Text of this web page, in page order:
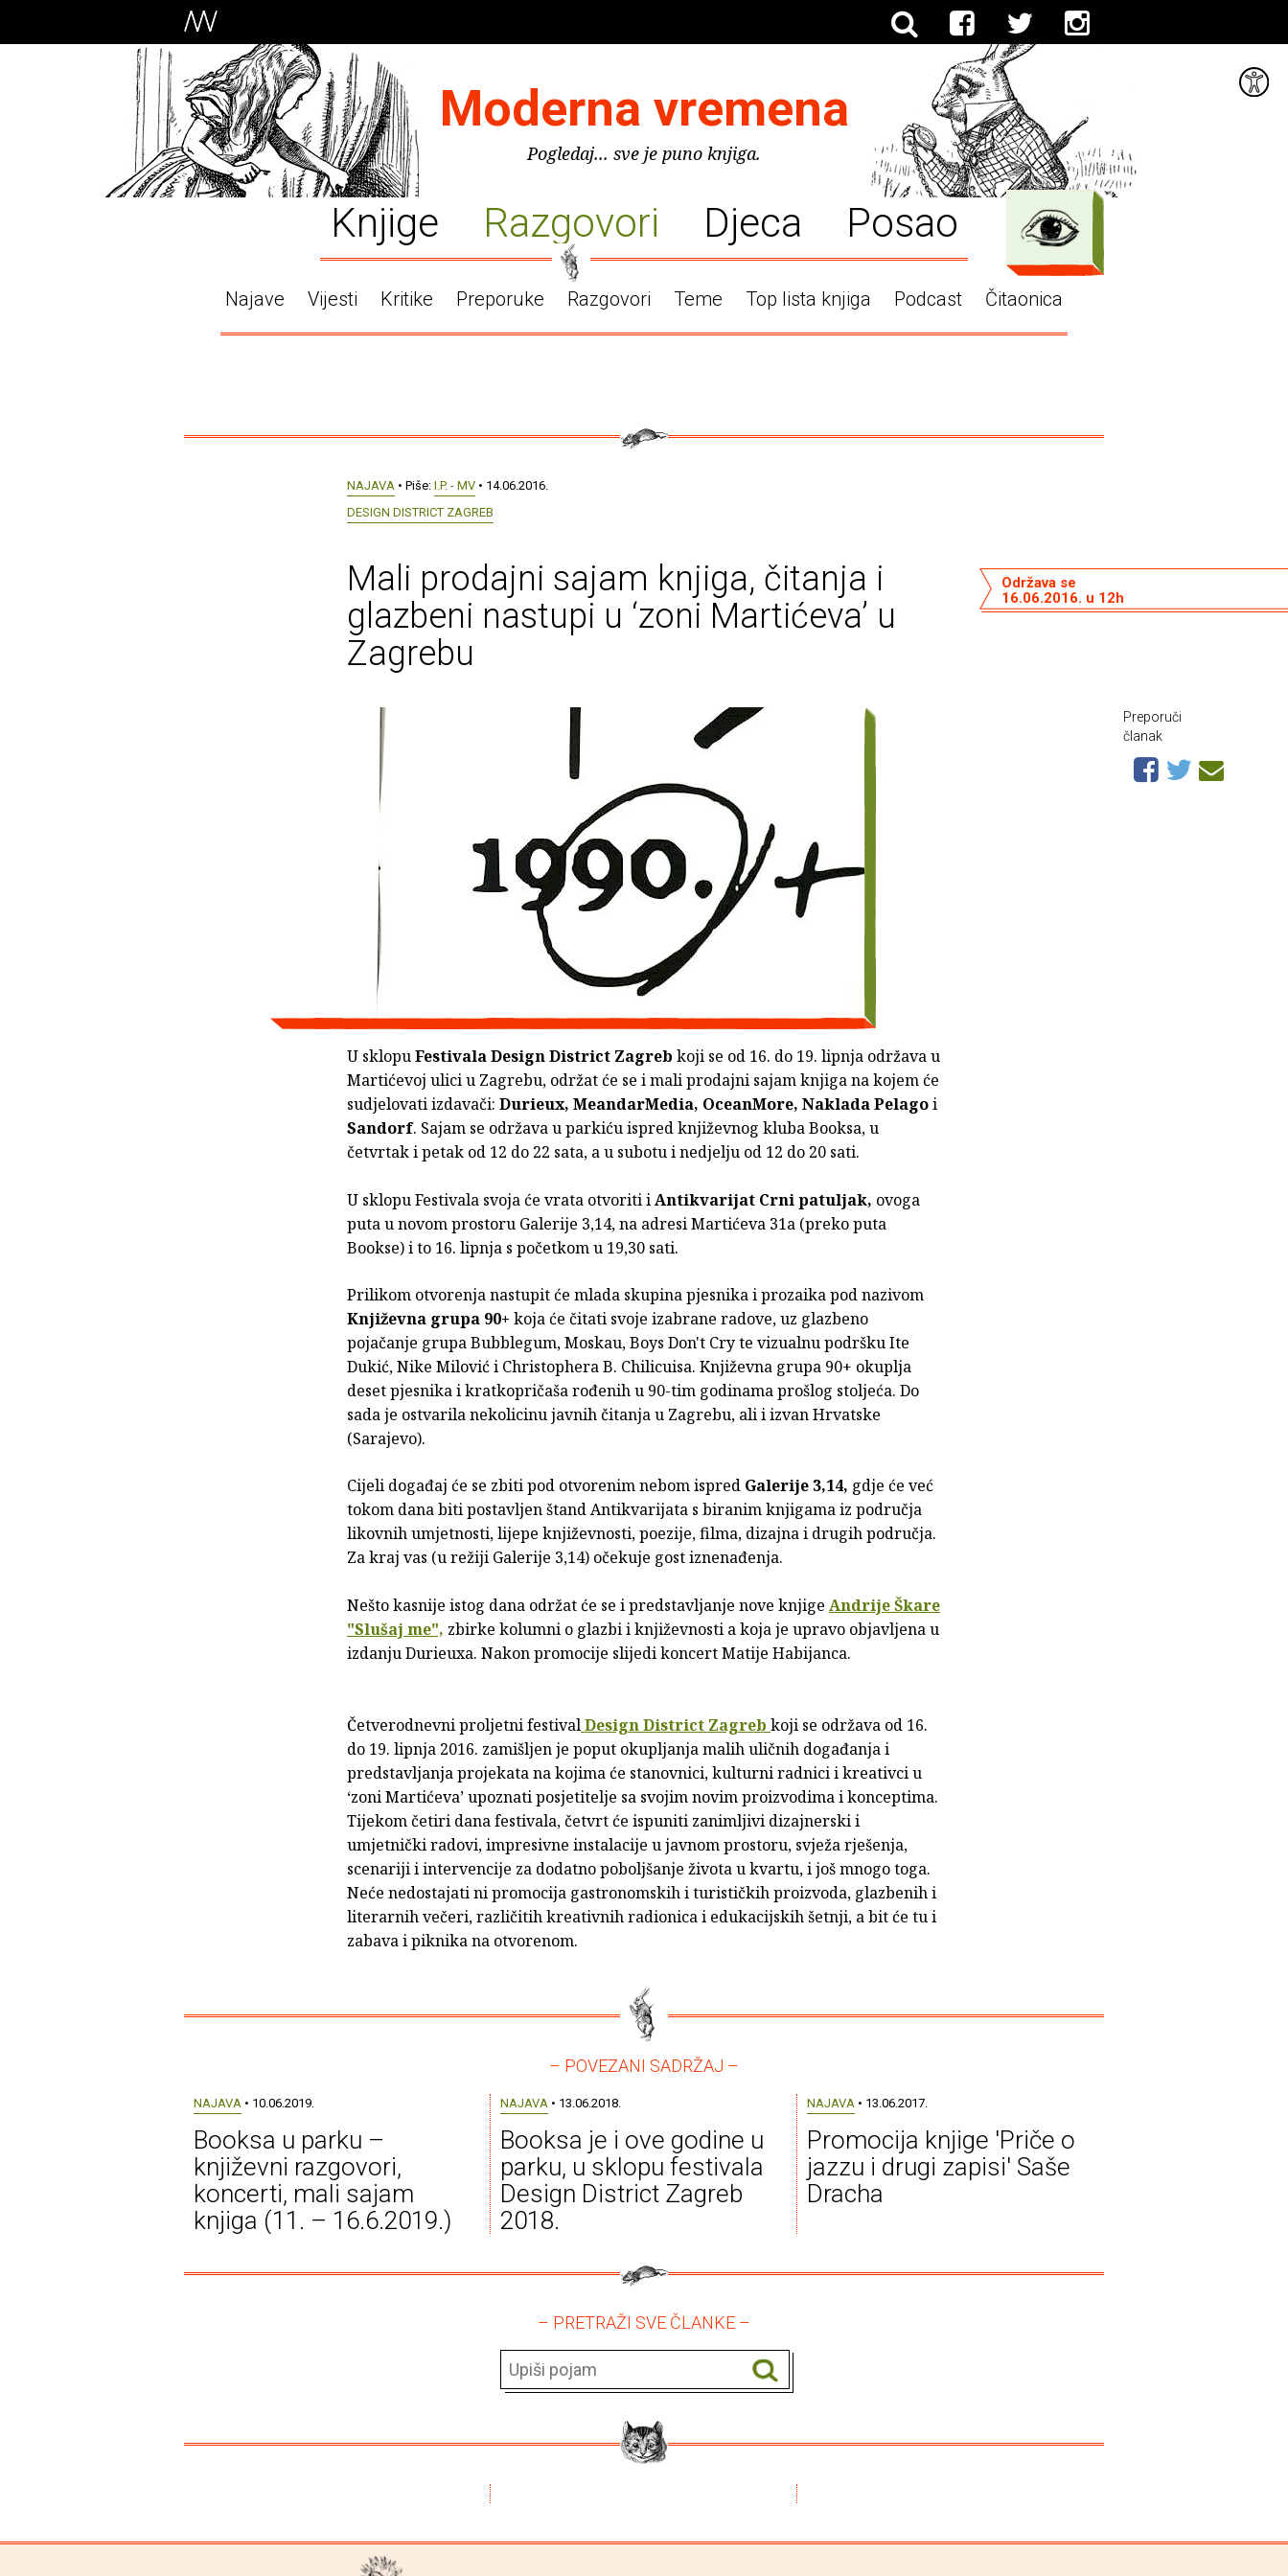
Moderna vremena
Pogledaj... sve je puno knjiga.
Knjige Razgovori Djeca Posao
Najave Vijesti Kritike Preporuke Razgovori Teme Top lista knjiga Podcast Čitaonica
NAJAVA • Piše: I.P. - MV • 14.06.2016.
DESIGN DISTRICT ZAGREB
Mali prodajni sajam knjiga, čitanja i
glazbeni nastupi u ‘zoni Martićeva’ u
Zagrebu
Održava se
16.06.2016. u 12h
U sklopuFestivala Design District Zagreb koji se od 16. do 19. lipnja održava u
Martićevoj ulici u Zagrebu, održat će se i mali prodajni sajam knjiga na kojem će
sudjelovati izdavači: Durieux, MeandarMedia, OceanMore, Naklada Pelagoi
Sandorf. Sajam se održava u parkiću ispred književnog kluba Booksa, u
četvrtak i petak od 12 do 22 sata, a u subotu i nedjelju od 12 do 20 sati.
U sklopu Festivala svoja će vrata otvoriti iAntikvarijat Crni patuljak, ovoga
puta u novom prostoru Galerije 3,14, na adresi Martićeva 31a (preko puta
Bookse) i to 16. lipnja s početkom u 19,30 sati.
Prilikom otvorenja nastupit će mlada skupina pjesnika i prozaika pod nazivom
Književna grupa 90+ koja će čitati svoje izabrane radove, uz glazbeno
pojačanje grupa Bubblegum, Moskau, Boys Don't Cry te vizualnu podršku Ite
Dukić, Nike Milović i Christophera B. Chilicuisa. Književna grupa 90+ okuplja
deset pjesnika i kratkopričaša rođenih u 90-tim godinama prošlog stoljeća. Do
sada je ostvarila nekolicinu javnih čitanja u Zagrebu, ali i izvan Hrvatske
(Sarajevo).
Cijeli događaj će se zbiti pod otvorenim nebom ispred Galerije 3,14, gdje će već
tokom dana biti postavljen štand Antikvarijata s biranim knjigama iz područja
likovnih umjetnosti, lijepe književnosti, poezije, filma, dizajna i drugih područja.
Za kraj vas (u režiji Galerije 3,14) očekuje gost iznenađenja.
Nešto kasnije istog dana održat će se i predstavljanje nove knjige Andrije Škare
"Slušaj me", zbirke kolumni o glazbi i književnosti a koja je upravo objavljena u
izdanju Durieuxa. Nakon promocije slijedi koncert Matije Habijanca.
Četverodnevni proljetni festivalDesign District Zagreb koji se održava od 16.
do 19. lipnja 2016. zamišljen je poput okupljanja malih uličnih događanja i
predstavljanja projekata na kojima će stanovnici, kulturni radnici i kreativci u
‘zoni Martićeva’ upoznati posjetitelje sa svojim novim proizvodima i konceptima.
Tijekom četiri dana festivala, četvrt će ispuniti zanimljivi dizajnerski i
umjetnički radovi, impresivne instalacije u javnom prostoru, svježa rješenja,
scenariji i intervencije za dodatno poboljšanje života u kvartu, i još mnogo toga.
Neće nedostajati ni promocija gastronomskih i turističkih proizvoda, glazbenih i
literarnih večeri, različitih kreativnih radionica i edukacijskih šetnji, a bit će tu i
zabava i piknika na otvorenom.
Preporuči
članak
– POVEZANI SADRŽAJ –
NAJAVA • 10.06.2019.
Booksa u parku –
književni razgovori,
koncerti, mali sajam
knjiga (11. – 16.6.2019.)
NAJAVA • 13.06.2018.
Booksa je i ove godine u
parku, u sklopu festivala
Design District Zagreb
2018.
NAJAVA • 13.06.2017.
Promocija knjige 'Priče o
jazzu i drugi zapisi' Saše
Dracha
– PRETRAŽI SVE ČLANKE –